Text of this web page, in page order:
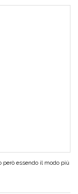
però essendo il modo più